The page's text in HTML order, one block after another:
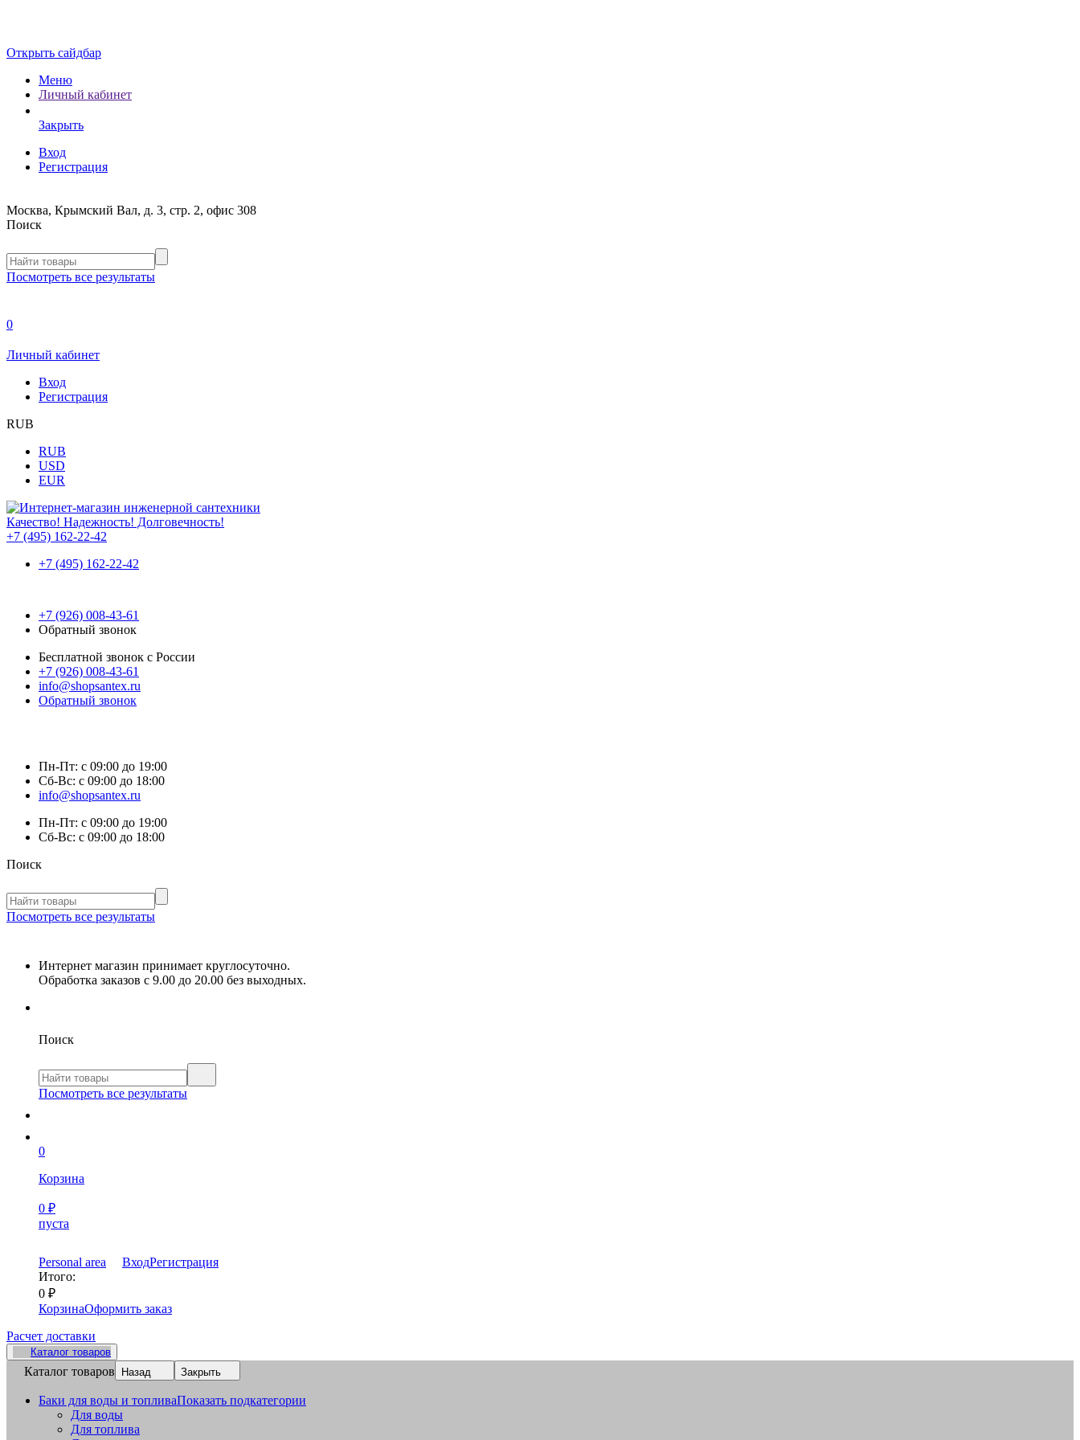
Открыть сайдбар
Меню
Личный кабинет
Закрыть
Вход
Регистрация
Москва, Крымский Вал, д. 3, стр. 2, офис 308
Поиск
Посмотреть все результаты
0
Личный кабинет
Вход
Регистрация
RUB
RUB
USD
EUR
Качество! Надежность! Долговечность!
+7 (495) 162-22-42
+7 (495) 162-22-42
+7 (926) 008-43-61
Обратный звонок
Бесплатной звонок с России
+7 (926) 008-43-61
info@shopsantex.ru
Обратный звонок
Пн-Пт: с 09:00 до 19:00
Сб-Вс: с 09:00 до 18:00
info@shopsantex.ru
Пн-Пт: с 09:00 до 19:00
Сб-Вс: с 09:00 до 18:00
Поиск
Посмотреть все результаты
Интернет магазин принимает круглосуточно.
Обработка заказов с 9.00 до 20.00 без выходных.
Поиск
Посмотреть все результаты
0
Корзина
0 ₽
пуста
Personal area ВходРегистрация
Итого:
0 ₽
КорзинаОформить заказ
Расчет доставки
Каталог товаров
Каталог товаров Назад Закрыть
Баки для воды и топливаПоказать подкатегории
Для воды
Для топлива